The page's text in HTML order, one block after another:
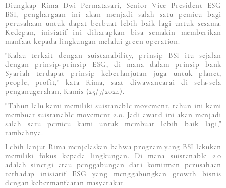
Diungkap Rima Dwi Permatasari, Senior Vice President ESG
BSI, penghargaan ini akan menjadi salah satu pemicu bagi
perusahaan untuk dapat berbuat lebih baik lagi untuk sesama.
Kedepan, inisiatif ini diharapkan bisa semakin memberikan
manfaat kepada lingkungan melalui green operation.
"Kalau terkait dengan suistanability, prinsip BSI itu sejalan
dengan prinsip-prinsip ESG, di mana dalam prinsip bank
Syariah terdapat prinsip keberlanjutan juga untuk planet,
people, profit," kata Rima, saat diwawancarai di sela-sela
penganugerahan, Kamis (25/7/2024).
"Tahun lalu kami memiliki suistanable movement, tahun ini kami
membuat suistanable movement 2.0. Jadi award ini akan menjadi
salah satu pemicu kami untuk membuat lebih baik lagi,"
tambahnya.
Lebih lanjut Rima menjelaskan bahwa program yang BSI lakukan
memiliki fokus kepada lingkungan. Di mana suistanable 2.0
adalah sinergi atau penggabungan dari komitmen perusahaan
terhadap inisiatif ESG yang menggabungkan growth bisnis
dengan kebermanfaatan masyarakat.